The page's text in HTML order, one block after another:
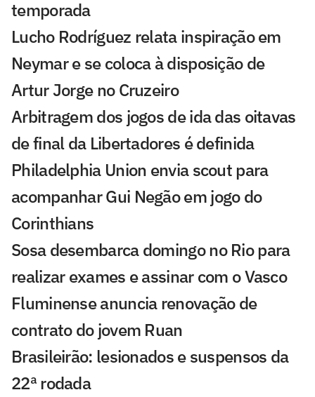
temporada
Lucho Rodríguez relata inspiração em
Neymar e se coloca à disposição de
Artur Jorge no Cruzeiro
Arbitragem dos jogos de ida das oitavas
de final da Libertadores é definida
Philadelphia Union envia scout para
acompanhar Gui Negão em jogo do
Corinthians
Sosa desembarca domingo no Rio para
realizar exames e assinar com o Vasco
Fluminense anuncia renovação de
contrato do jovem Ruan
Brasileirão: lesionados e suspensos da
22ª rodada